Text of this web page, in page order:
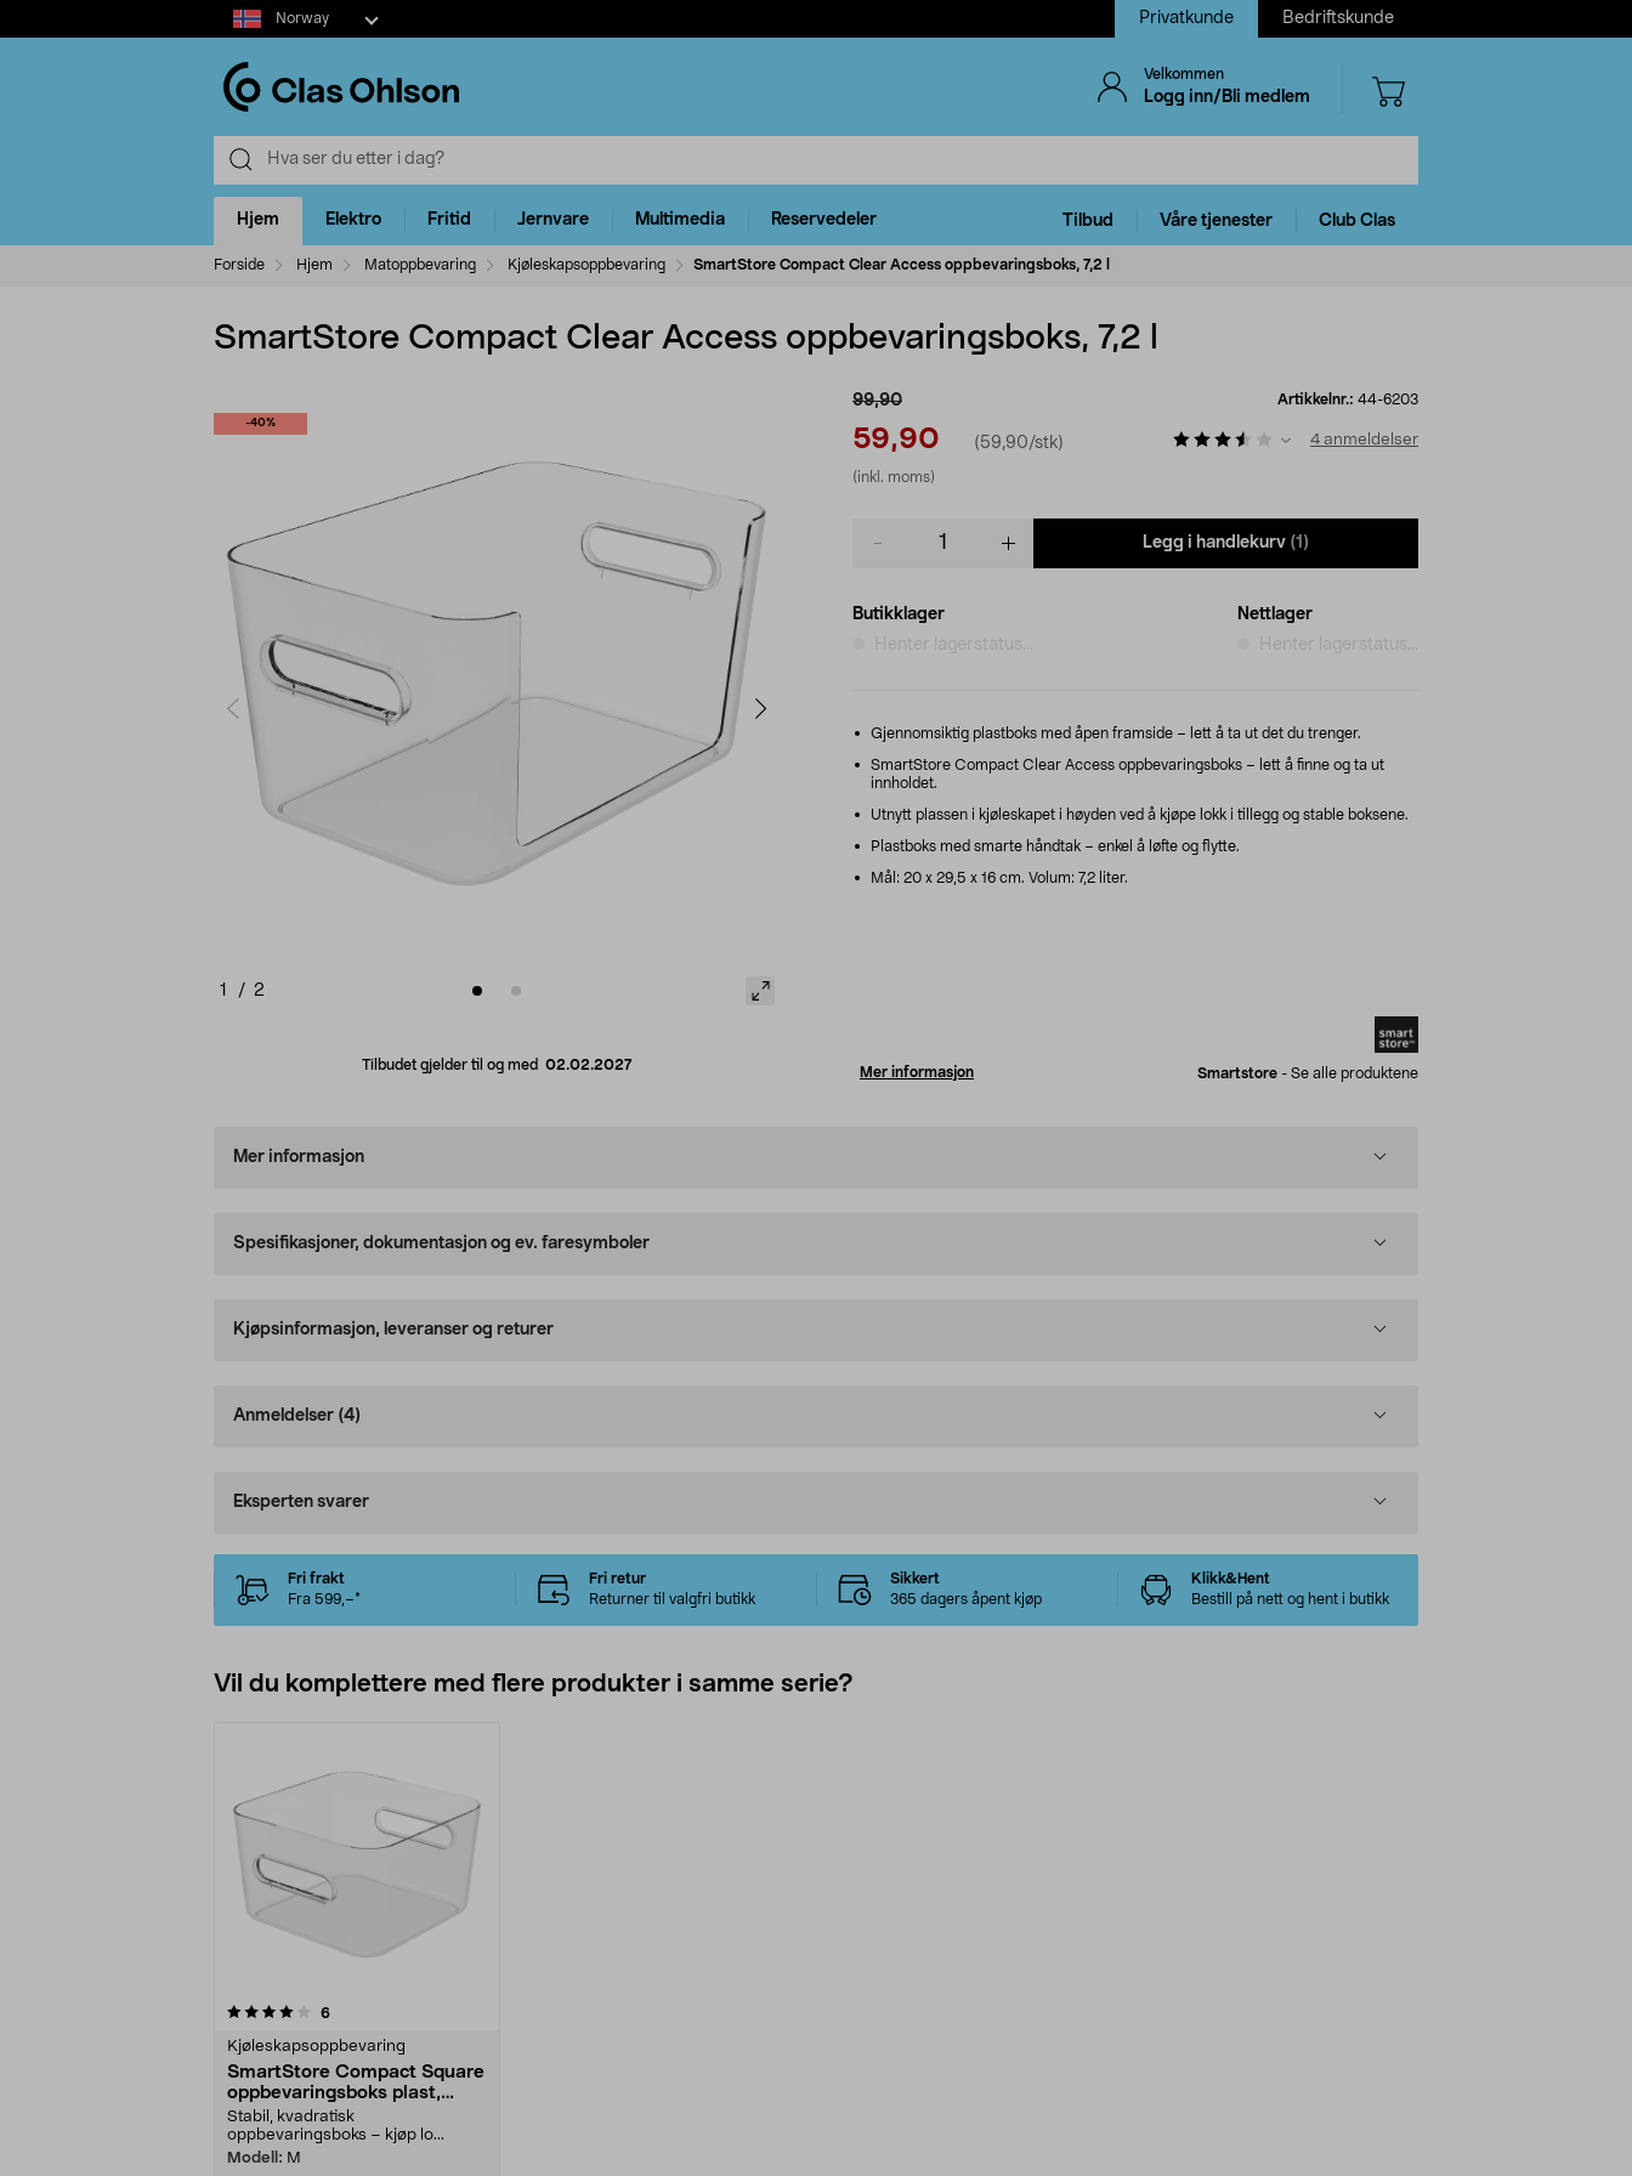
Select
market
Norway Privatkunde Bedriftskunde
Velkommen
Logg inn/Bli medlem
Hjem Elektro Fritid Jernvare Multimedia Reservedeler Tilbud Våre tjenester Club Clas
Forside Hjem Matoppbevaring Kjøleskapsoppbevaring SmartStore Compact Clear Access oppbevaringsboks, 7,2 l
SmartStore Compact Clear Access oppbevaringsboks, 7,2 l
-40%
1 / 2
Tilbudet gjelder til og med 02.02.2027
99,90
59,90 (59,90/stk)
(inkl. moms)
Artikkelnr.: 44-6203
4 anmeldelser
Legg i handlekurv (1)
Butikklager
Henter lagerstatus...
Nettlager
Henter lagerstatus...
Gjennomsiktig plastboks med åpen framside – lett å ta ut det du trenger.
SmartStore Compact Clear Access oppbevaringsboks – lett å finne og ta ut
innholdet.
Utnytt plassen i kjøleskapet i høyden ved å kjøpe lokk i tillegg og stable boksene.
Plastboks med smarte håndtak – enkel å løfte og flytte.
Mål: 20 x 29,5 x 16 cm. Volum: 7,2 liter.
Mer informasjon Smartstore - Se alle produktene
Mer informasjon
Spesifikasjoner, dokumentasjon og ev. faresymboler
Kjøpsinformasjon, leveranser og returer
Anmeldelser (4)
Eksperten svarer
Fri frakt
Fra 599,–*
Fri retur
Returner til valgfri butikk
Sikkert
365 dagers åpent kjøp
Klikk&Hent
Bestill på nett og hent i butikk
Vil du komplettere med flere produkter i samme serie?
6anmeldelser
Kjøleskapsoppbevaring
SmartStore Compact Square
oppbevaringsboks plast,
gjennomsiktig
Stabil, kvadratisk
oppbevaringsboks – kjøp lo...
Modell: M